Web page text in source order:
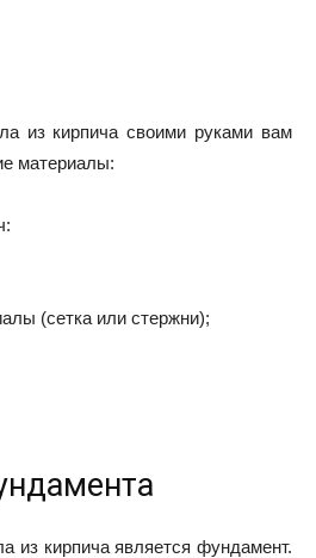
из кирпича своими руками вам
материалы:
(сетка или стержни);
из кирпича является фундамент.